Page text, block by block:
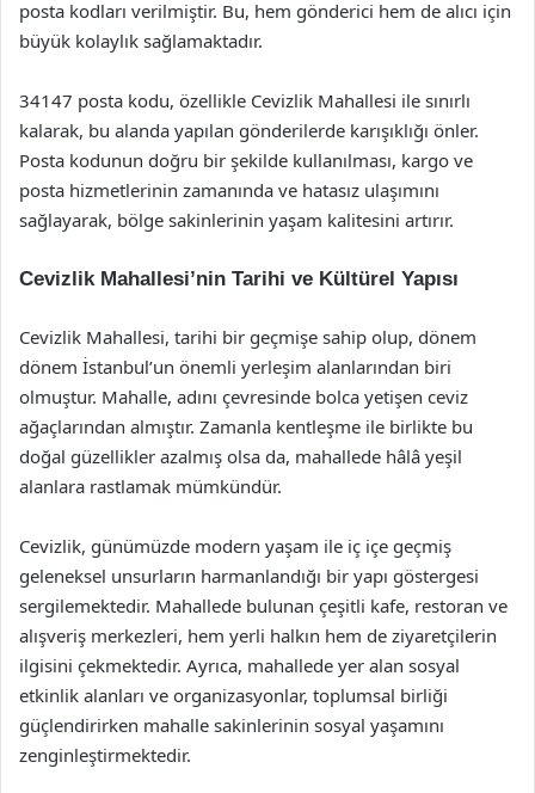
posta kodları verilmiştir. Bu, hem gönderici hem de alıcı için
büyük kolaylık sağlamaktadır.
34147 posta kodu, özellikle Cevizlik Mahallesi ile sınırlı
kalarak, bu alanda yapılan gönderilerde karışıklığı önler.
Posta kodunun doğru bir şekilde kullanılması, kargo ve
posta hizmetlerinin zamanında ve hatasız ulaşımını
sağlayarak, bölge sakinlerinin yaşam kalitesini artırır.
Cevizlik Mahallesi’nin Tarihi ve Kültürel Yapısı
Cevizlik Mahallesi, tarihi bir geçmişe sahip olup, dönem
dönem İstanbul’un önemli yerleşim alanlarından biri
olmuştur. Mahalle, adını çevresinde bolca yetişen ceviz
ağaçlarından almıştır. Zamanla kentleşme ile birlikte bu
doğal güzellikler azalmış olsa da, mahallede hâlâ yeşil
alanlara rastlamak mümkündür.
Cevizlik, günümüzde modern yaşam ile iç içe geçmiş
geleneksel unsurların harmanlandığı bir yapı göstergesi
sergilemektedir. Mahallede bulunan çeşitli kafe, restoran ve
alışveriş merkezleri, hem yerli halkın hem de ziyaretçilerin
ilgisini çekmektedir. Ayrıca, mahallede yer alan sosyal
etkinlik alanları ve organizasyonlar, toplumsal birliği
güçlendirirken mahalle sakinlerinin sosyal yaşamını
zenginleştirmektedir.